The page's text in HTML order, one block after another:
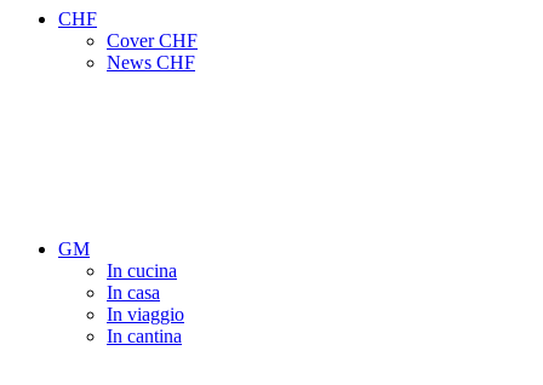
CHF
Cover CHF
News CHF
GM
In cucina
In casa
In viaggio
In cantina